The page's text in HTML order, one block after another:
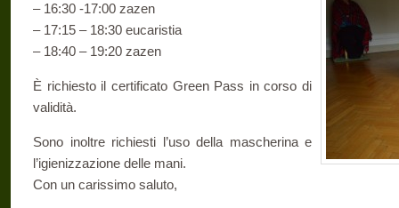
– 16:30 -17:00 zazen
– 17:15 – 18:30 eucaristia
– 18:40 – 19:20 zazen
È richiesto il certificato Green Pass in corso di
validità.
Sono inoltre richiesti l’uso della mascherina e
l’igienizzazione delle mani.
Con un carissimo saluto,